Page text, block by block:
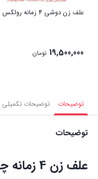
علف زن دوشی 4 زمانه رولکس
19,500,000 تومان
توضیحات توضیحات تکمیلی
توضیحات
علف زن 4 زمانه چیست؟